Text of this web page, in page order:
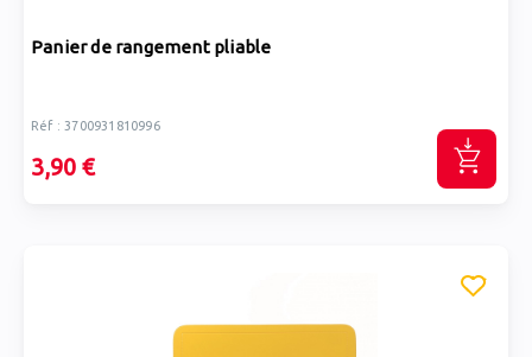
Panier de rangement pliable
Réf : 3700931810996
3,90 €